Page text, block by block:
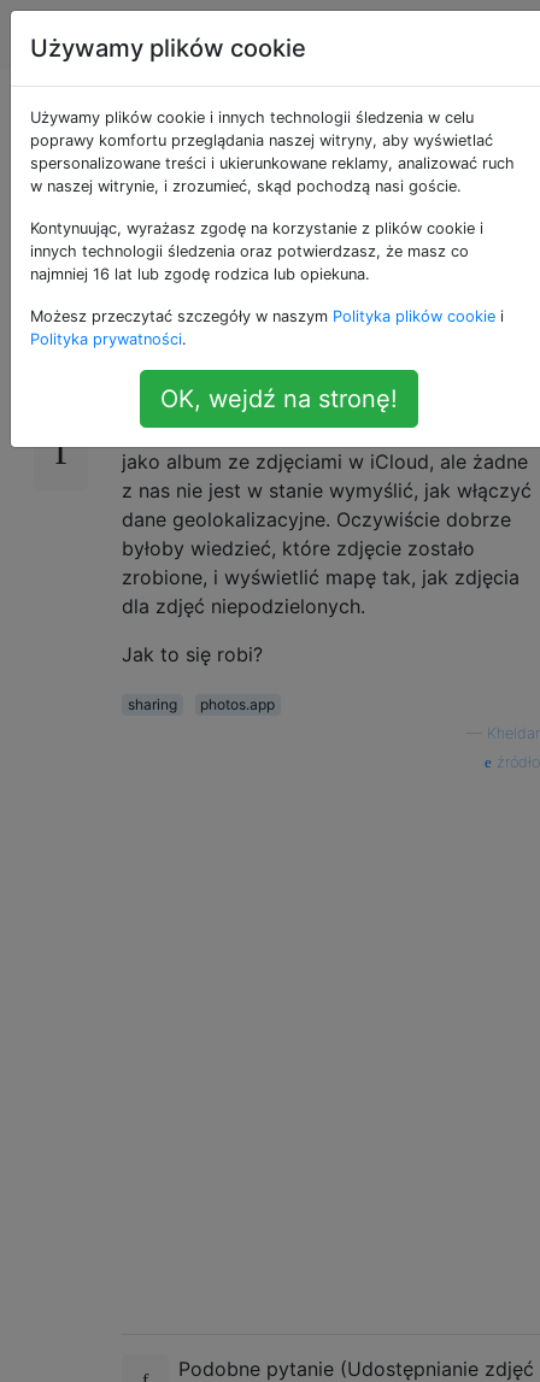
Apple Tagi
Jak udostępniać tagi
geolokalizacyjne w
strumieniach zdjęć?
1
Podczas mojej ostatniej podróży wykonałem
iPhone'a.
Następnie udostępniłem je mojej rodzinie
jako album ze zdjęciami w iCloud, ale żadne
z nas nie jest w stanie wymyślić, jak włączyć
dane geolokalizacyjne. Oczywiście dobrze
byłoby wiedzieć, które zdjęcie zostało
zrobione, i wyświetlić mapę tak, jak zdjęcia
dla zdjęć niepodzielonych.
Jak to się robi?
sharing
photos.app
Kheldar
źródło
Podobne pytanie (Udostępnianie zdjęć
Używamy plików cookie
Używamy plików cookie i innych technologii śledzenia w celu
poprawy komfortu przeglądania naszej witryny, aby wyświetlać
spersonalizowane treści i ukierunkowane reklamy, analizować ruch
w naszej witrynie, i zrozumieć, skąd pochodzą nasi goście.
Kontynuując, wyrażasz zgodę na korzystanie z plików cookie i
innych technologii śledzenia oraz potwierdzasz, że masz co
najmniej 16 lat lub zgodę rodzica lub opiekuna.
Możesz przeczytać szczegóły w naszym Polityka plików cookie i
Polityka prywatności.
OK, wejdź na stronę!